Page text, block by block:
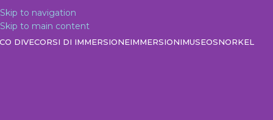
Skip to navigation
Skip to main content
DIVECORSI DI IMMERSIONEIMMERSIONIMUSEOSNORKEL